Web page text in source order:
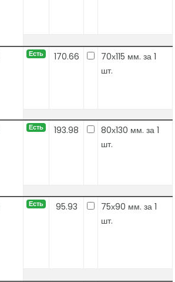
Есть 170.66
70х115 мм. за 1
шт.
Есть 193.98
80х130 мм. за 1
шт.
Есть 95.93
75х90 мм. за 1
шт.